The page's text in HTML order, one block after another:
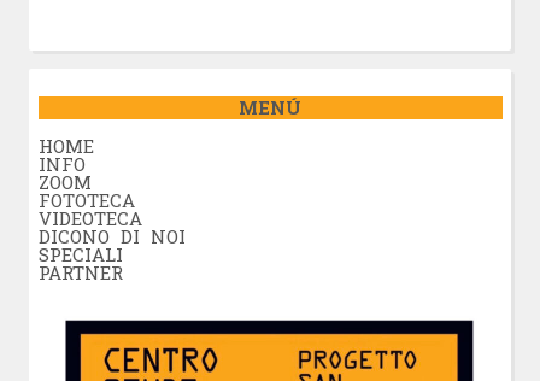
MENÚ
HOME
INFO
ZOOM
FOTOTECA
VIDEOTECA
DICONO DI NOI
SPECIALI
PARTNER